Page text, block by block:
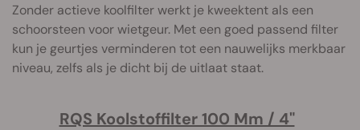
Zonder actieve koolfilter werkt je kweektent als een
schoorsteen voor wietgeur. Met een goed passend filter
kun je geurtjes verminderen tot een nauwelijks merkbaar
niveau, zelfs als je dicht bij de uitlaat staat.
RQS Koolstoffilter 100 Mm / 4"